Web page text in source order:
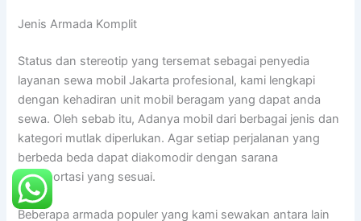
Jenis Armada Komplit
Status dan stereotip yang tersemat sebagai penyedia
layanan sewa mobil Jakarta profesional, kami lengkapi
dengan kehadiran unit mobil beragam yang dapat anda
sewa. Oleh sebab itu, Adanya mobil dari berbagai jenis dan
kategori mutlak diperlukan. Agar setiap perjalanan yang
berbeda beda dapat diakomodir dengan sarana
transportasi yang sesuai.
Beberapa armada populer yang kami sewakan antara lain